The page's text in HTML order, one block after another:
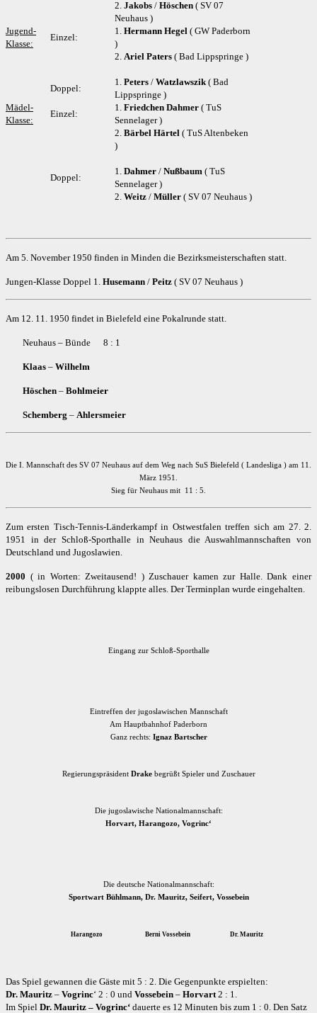
2. Jakobs / Höschen ( SV 07
Neuhaus )
Jugend-
Klasse:
Einzel:
1. Hermann Hegel ( GW Paderborn
)
2. Ariel Paters ( Bad Lippspringe )
Doppel:
1. Peters / Watzlawszik( Bad
Lippspringe )
Mädel-
Klasse:
Einzel:
1. Friedchen Dahmer ( TuS
Sennelager )
2. Bärbel Härtel ( TuS Altenbeken
)
Doppel:
1. Dahmer / Nußbaum ( TuS
Sennelager )
2. Weitz / Müller ( SV 07 Neuhaus )
Am 5. November 1950 finden in Minden die Bezirksmeisterschaften statt.
Jungen-Klasse Doppel 1. Husemann / Peitz ( SV 07 Neuhaus )
Am 12. 11. 1950 findet in Bielefeld eine Pokalrunde statt.
Neuhaus – Bünde 8 : 1
Klaas – Wilhelm
Höschen – Bohlmeier
Schemberg – Ahlersmeier
Die I. Mannschaft des SV 07 Neuhaus auf dem Weg nach SuS Bielefeld ( Landesliga ) am 11.
März 1951.
Sieg für Neuhaus mit 11 : 5.
Zum ersten Tisch-Tennis-Länderkampf in Ostwestfalen treffen sich am 27. 2.
1951 in der Schloß-Sporthalle in Neuhaus die Auswahlmannschaften von
Deutschland und Jugoslawien.
2000 ( in Worten: Zweitausend! ) Zuschauer kamen zur Halle. Dank einer
reibungslosen Durchführung klappte alles. Der Terminplan wurde eingehalten.
Eingang zur Schloß-Sporthalle
Eintreffen der jugoslawischen Mannschaft
Am Hauptbahnhof Paderborn
Ganz rechts: Ignaz Bartscher
Regierungspräsident Drake begrüßt Spieler und Zuschauer
Die jugoslawische Nationalmannschaft:
Horvart, Harangozo, Vogrinc‘
Die deutsche Nationalmannschaft:
Sportwart Bühlmann, Dr. Mauritz, Seifert, Vossebein
Harangozo Berni Vossebein Dr. Mauritz
Das Spiel gewannen die Gäste mit 5 : 2. Die Gegenpunkte erspielten:
Dr. Mauritz – Vogrinc‘ 2 : 0 und Vossebein – Horvart2 : 1.
Im Spiel Dr. Mauritz – Vogrinc‘ dauerte es 12 Minuten bis zum 1 : 0. Den Satz